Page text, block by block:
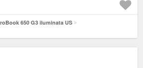
650 G3 iluminata US